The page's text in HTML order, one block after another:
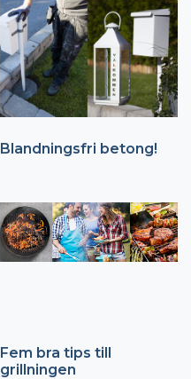
Blandningsfri betong!
Fem bra tips till
grillningen